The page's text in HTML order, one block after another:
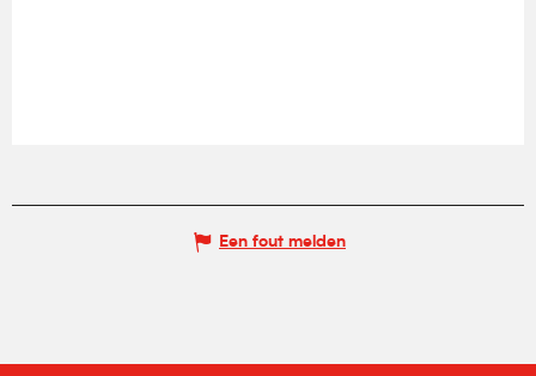
Een fout melden